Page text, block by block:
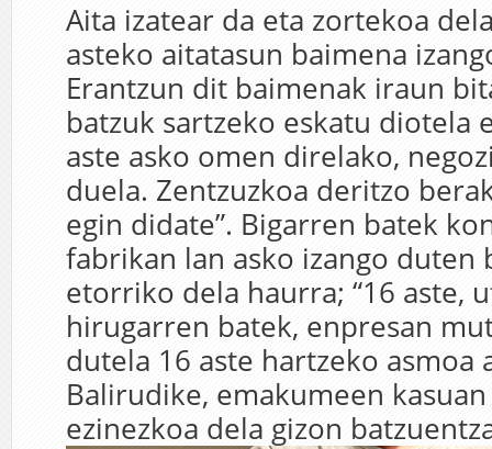
Aita izatear da eta zortekoa
asteko aitatasun baimena
Erantzun dit baimenak iraun
batzuk sartzeko eskatu diotela
aste asko omen direlako,
duela. Zentzuzkoa deritzo
egin didate”. Bigarren batek
fabrikan lan asko izango duten
etorriko dela haurra; “16 aste,
hirugarren batek, enpresan
dutela 16 aste hartzeko asmoa
Balirudike, emakumeen
ezinezkoa dela gizon